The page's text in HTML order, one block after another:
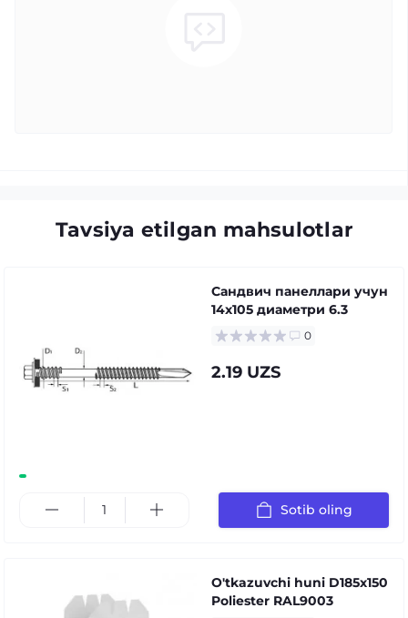
Tavsiya etilgan mahsulotlar
Сандвич панеллари учун
14x105 диаметри 6.3
0
2.19 UZS
Sotib oling
O'tkazuvchi huni D185х150
Poliester RAL9003